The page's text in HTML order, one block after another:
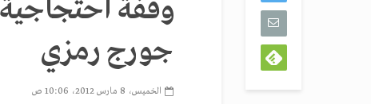
جورج رمزي
الخميس، 8 مارس 2012، 10:06 ص